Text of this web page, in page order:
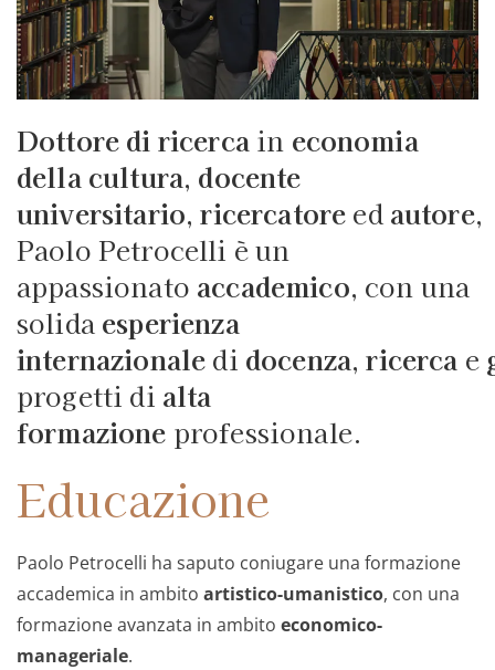
Dottore di ricercain economia
della cultura, docente
universitario,ricercatore ed autore,
Paolo Petrocelli è un
appassionato accademico, con una
solida esperienza
internazionale di docenza, ricerca e
progetti di alta
formazione professionale.
Educazione
Paolo Petrocelli ha saputo coniugare una formazione
accademica in ambito artistico-umanistico, con una
formazione avanzata in ambito economico-
manageriale.